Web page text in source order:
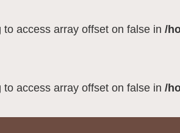
to access array offset on false in /
to access array offset on false in /